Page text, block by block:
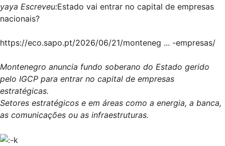
yaya Escreveu:Estado vai entrar no capital de empresas
nacionais?
https://eco.sapo.pt/2026/06/21/monteneg ... -empresas/
Montenegro anuncia fundo soberano do Estado gerido
pelo IGCP para entrar no capital de empresas
estratégicas.
Setores estratégicos e em áreas como a energia, a banca,
as comunicações ou as infraestruturas.